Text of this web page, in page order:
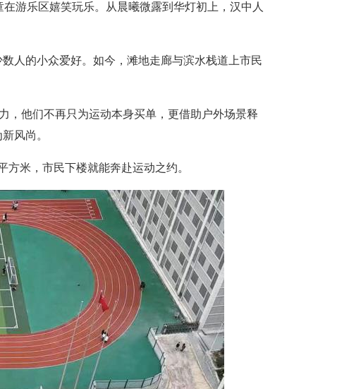
游乐区嬉笑玩乐。从晨曦微露到华灯初上，汉中人
人的小众爱好。如今，滩地走廊与滨水栈道上市民
，他们不再只为运动本身买单，更借助户外场景释
风尚。
米，市民下楼就能奔赴运动之约。